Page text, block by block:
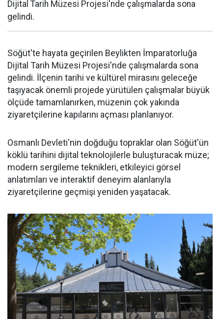
Dijital Tarih Müzesi Projesi'nde çalışmalarda sona
gelindi.
Söğüt'te hayata geçirilen Beylikten İmparatorluğa
Dijital Tarih Müzesi Projesi'nde çalışmalarda sona
gelindi. İlçenin tarihi ve kültürel mirasını geleceğe
taşıyacak önemli projede yürütülen çalışmalar büyük
ölçüde tamamlanırken, müzenin çok yakında
ziyaretçilerine kapılarını açması planlanıyor.
Osmanlı Devleti'nin doğduğu topraklar olan Söğüt'ün
köklü tarihini dijital teknolojilerle buluşturacak müze;
modern sergileme teknikleri, etkileyici görsel
anlatımları ve interaktif deneyim alanlarıyla
ziyaretçilerine geçmişi yeniden yaşatacak.